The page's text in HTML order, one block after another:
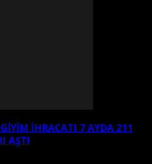
İHRACATI 7 AYDA 211
AŞTI